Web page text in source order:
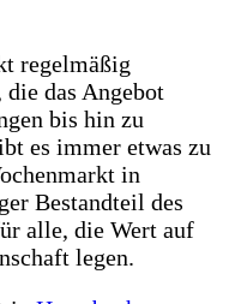
regelmäßig
das Angebot
bis hin zu
es immer etwas zu
in
Bestandteil des
alle, die Wert auf
legen.